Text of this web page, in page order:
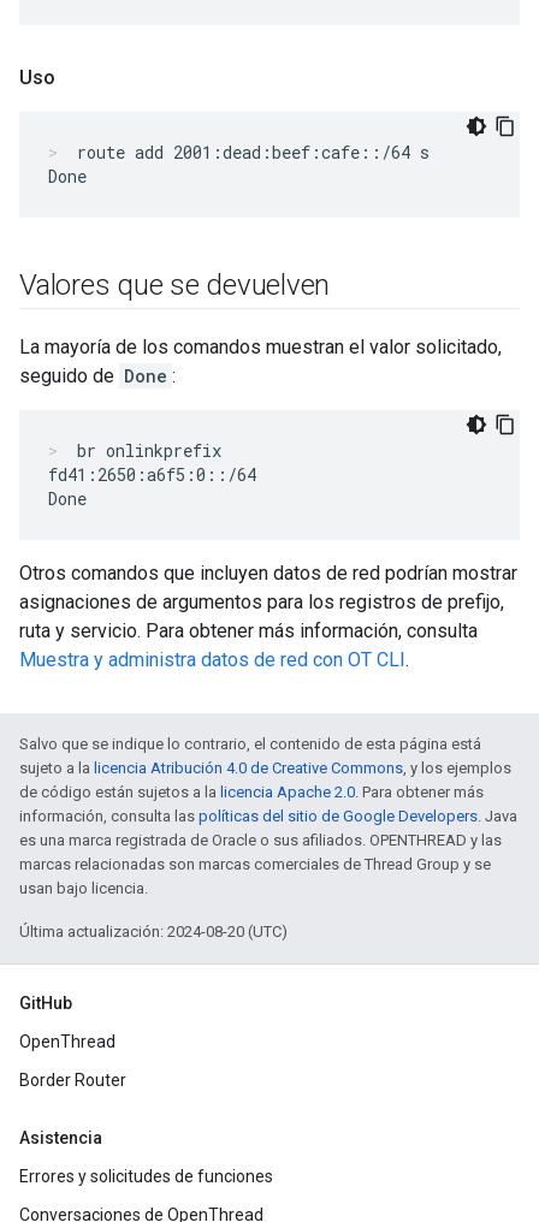
Uso
route add 2001:dead:beef:cafe::/64 s
Valores que se devuelven
La mayoría de los comandos muestran el valor solicitado,
seguido de Done :
br onlinkprefix
fd41:2650:a6f5:0::/64
Otros comandos que incluyen datos de red podrían mostrar
asignaciones de argumentos para los registros de prefijo,
ruta y servicio. Para obtener más información, consulta
Muestra y administra datos de red con OT CLI.
Salvo que se indique lo contrario, el contenido de esta página está
sujeto a la licencia Atribución 4.0 de Creative Commons, y los ejemplos
de código están sujetos a la licencia Apache 2.0. Para obtener más
información, consulta las políticas del sitio de Google Developers. Java
es una marca registrada de Oracle o sus afiliados. OPENTHREAD y las
marcas relacionadas son marcas comerciales de Thread Group y se
usan bajo licencia.
Última actualización: 2024-08-20 (UTC)
GitHub
OpenThread
Border Router
Asistencia
Errores y solicitudes de funciones
Conversaciones de OpenThread